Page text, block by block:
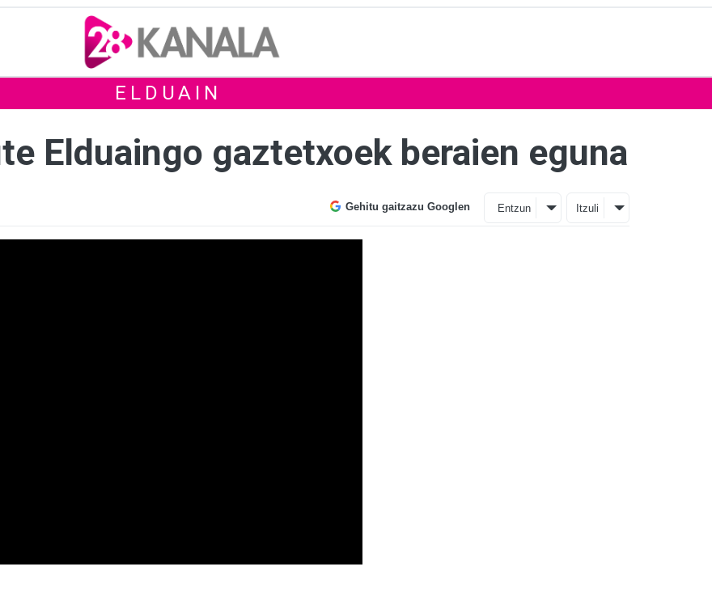
ELDUAIN
Elduaingo gaztetxoek beraien eguna
Gehitu gaitzazu Googlen Entzun Itzuli